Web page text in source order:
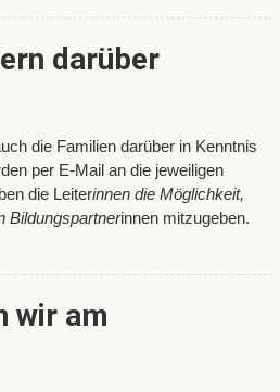
darüber
die Familien darüber in Kenntnis
per E-Mail an die jeweiligen
die Leiterinnen die Möglichkeit,
Bildungspartnerinnen mitzugeben.
wir am